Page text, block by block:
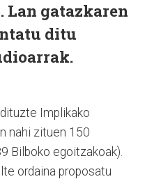
Lan gatazkaren
ditu
Implikako
nahi zituen 150
Bilboko egoitzakoak).
ordaina proposatu